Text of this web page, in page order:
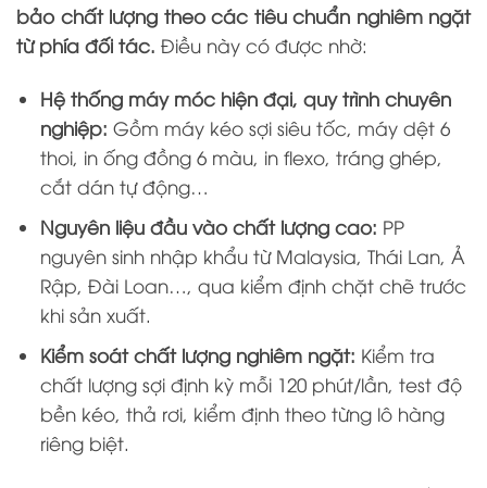
bảo chất lượng theo các tiêu chuẩn nghiêm ngặt
từ phía đối tác. Điều này có được nhờ:
Hệ thống máy móc hiện đại, quy trình chuyên
nghiệp: Gồm máy kéo sợi siêu tốc, máy dệt 6
thoi, in ống đồng 6 màu, in flexo, tráng ghép,
cắt dán tự động…
Nguyên liệu đầu vào chất lượng cao: PP
nguyên sinh nhập khẩu từ Malaysia, Thái Lan, Ả
Rập, Đài Loan…, qua kiểm định chặt chẽ trước
khi sản xuất.
Kiểm soát chất lượng nghiêm ngặt: Kiểm tra
chất lượng sợi định kỳ mỗi 120 phút/lần, test độ
bền kéo, thả rơi, kiểm định theo từng lô hàng
riêng biệt.